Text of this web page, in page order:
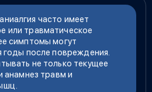
часто имеет
или травматическое
симптомы могут
годы после повреждения.
не только текущее
анамнез травм и